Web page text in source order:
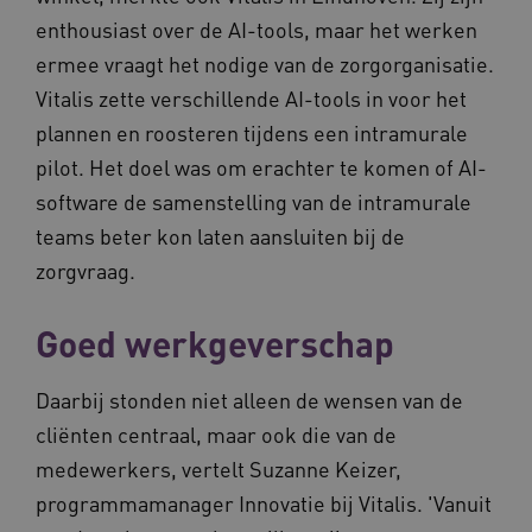
enthousiast over de AI-tools, maar het werken
ermee vraagt het nodige van de zorgorganisatie.
Vitalis zette verschillende AI-tools in voor het
plannen en roosteren tijdens een intramurale
pilot. Het doel was om erachter te komen of AI-
software de samenstelling van de intramurale
teams beter kon laten aansluiten bij de
zorgvraag.
Goed werkgeverschap
Daarbij stonden niet alleen de wensen van de
cliënten centraal, maar ook die van de
medewerkers, vertelt Suzanne Keizer,
programmamanager Innovatie bij Vitalis. 'Vanuit